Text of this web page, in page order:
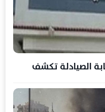
الصيادلة تكشف